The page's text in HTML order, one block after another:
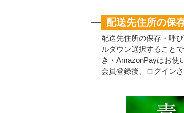
配送先住所の保
配送先住所の保存・呼
ルダウン選択すること
き・AmazonPayはお使
会員登録後、ログイン